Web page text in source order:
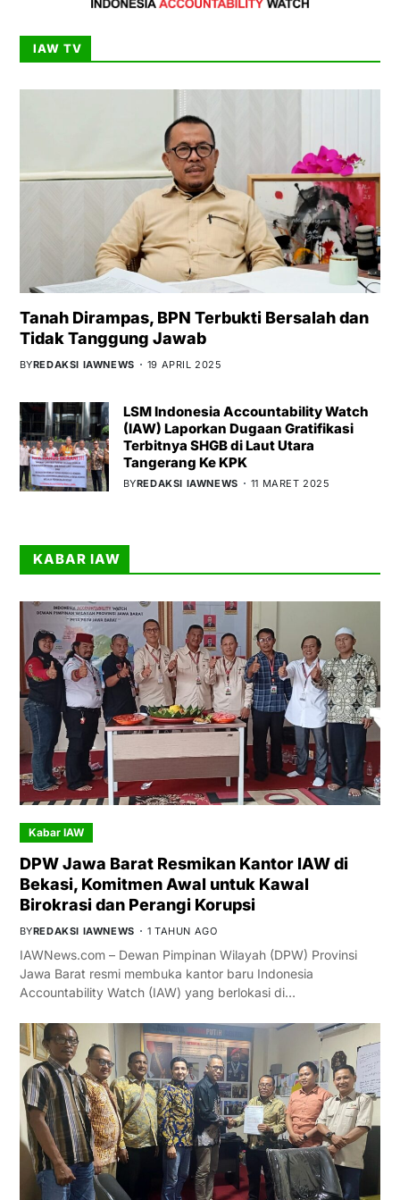
IAW TV
Tanah Dirampas, BPN Terbukti Bersalah dan
Tidak Tanggung Jawab
BYREDAKSI IAWNEWS 19 APRIL 2025
LSM Indonesia Accountability Watch
(IAW) Laporkan Dugaan Gratifikasi
Terbitnya SHGB di Laut Utara
Tangerang Ke KPK
BYREDAKSI IAWNEWS 11 MARET 2025
KABAR IAW
Kabar IAW
DPW Jawa Barat Resmikan Kantor IAW di
Bekasi, Komitmen Awal untuk Kawal
Birokrasi dan Perangi Korupsi
BYREDAKSI IAWNEWS 1 TAHUN AGO
IAWNews.com – Dewan Pimpinan Wilayah (DPW) Provinsi
Jawa Barat resmi membuka kantor baru Indonesia
Accountability Watch (IAW) yang berlokasi di…